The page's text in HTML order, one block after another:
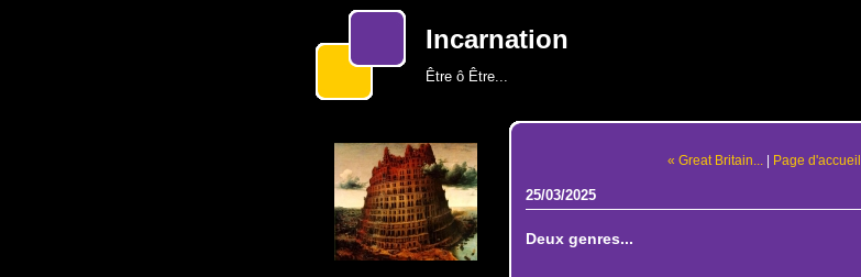
Incarnation
Être ô Être...
« Great Britain... | Page d'accueil
25/03/2025
Deux genres...